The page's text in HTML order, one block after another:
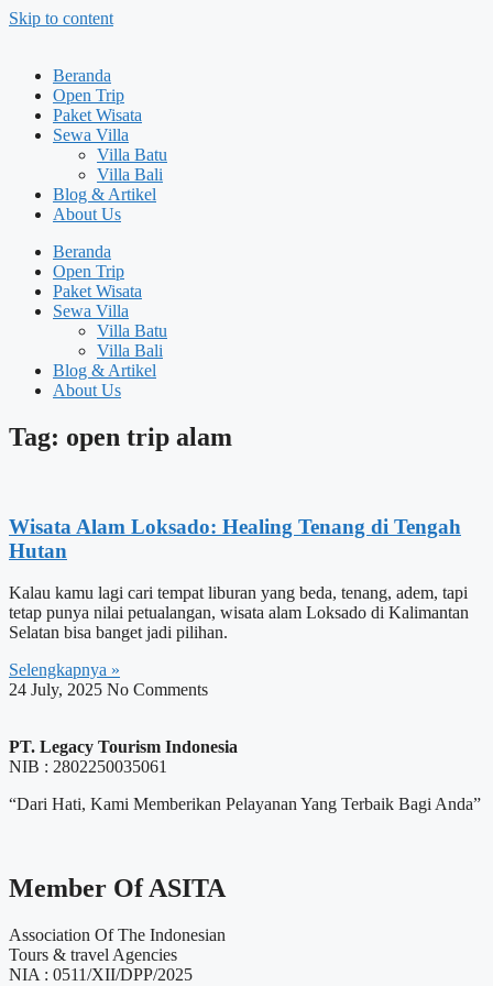
Skip to content
Beranda
Open Trip
Paket Wisata
Sewa Villa
Villa Batu
Villa Bali
Blog & Artikel
About Us
Beranda
Open Trip
Paket Wisata
Sewa Villa
Villa Batu
Villa Bali
Blog & Artikel
About Us
Tag: open trip alam
Wisata Alam Loksado: Healing Tenang di Tengah
Hutan
Kalau kamu lagi cari tempat liburan yang beda, tenang, adem, tapi
tetap punya nilai petualangan, wisata alam Loksado di Kalimantan
Selatan bisa banget jadi pilihan.
Selengkapnya »
24 July, 2025 No Comments
PT. Legacy Tourism Indonesia
NIB : 2802250035061
“Dari Hati, Kami Memberikan Pelayanan Yang Terbaik Bagi Anda”
Member Of ASITA
Association Of The Indonesian
Tours & travel Agencies
NIA : 0511/XII/DPP/2025